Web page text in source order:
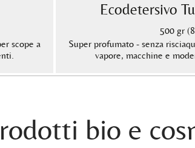
scope a
Ecodetersivo
500 gr
Super profumato - senza
vapore, macchine e
bio e